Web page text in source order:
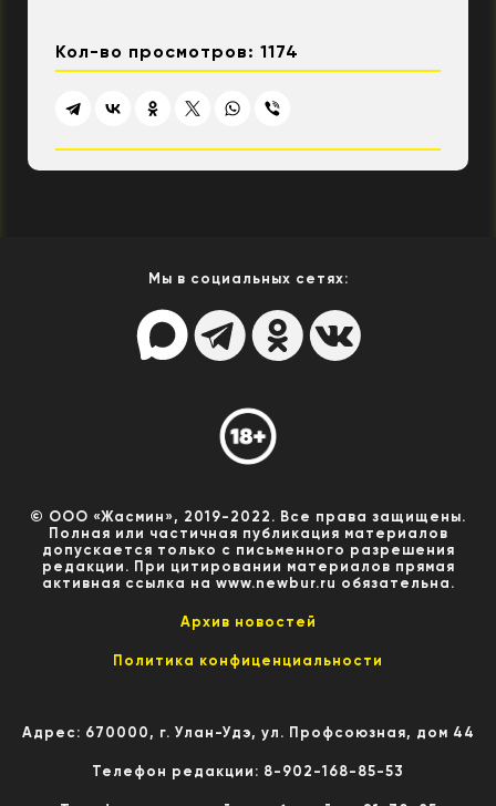
Кол-во просмотров: 1174
Мы в социальных сетях:
© ООО «Жасмин», 2019-2022. Все права защищены.
Полная или частичная публикация материалов
допускается только с письменного разрешения
редакции. При цитировании материалов прямая
активная ссылка на www.newbur.ru обязательна.
Архив новостей
Политика конфиценциальности
Адрес: 670000, г. Улан-Удэ, ул. Профсоюзная, дом 44
Телефон редакции: 8-902-168-85-53